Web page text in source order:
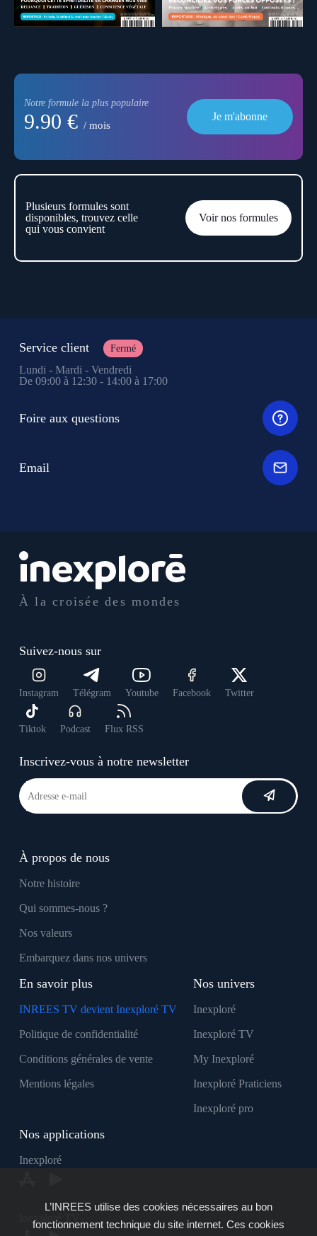
Notre formule la plus populaire
9.90 € / mois
Je m'abonne
Plusieurs formules sont
disponibles, trouvez celle
qui vous convient
Voir nos formules
À la croisée des mondes
Suivez-nous sur
Instagram Télégram Youtube Facebook Twitter
Tiktok Podcast Flux RSS
Inscrivez-vous à notre newsletter
À propos de nous
Notre histoire
Qui sommes-nous ?
Nos valeurs
Embarquez dans nos univers
En savoir plus
INREES TV devient Inexploré TV
Politique de confidentialité
Conditions générales de vente
Mentions légales
Nos univers
Inexploré
Inexploré TV
My Inexploré
Inexploré Praticiens
Inexploré pro
Nos applications
Inexploré
Inexploré TV
Service client Fermé
Lundi - Mardi - Vendredi
De 09:00 à 12:30 - 14:00 à 17:00
Foire aux questions
Email
L’INREES utilise des cookies nécessaires au bon
fonctionnement technique du site internet. Ces cookies